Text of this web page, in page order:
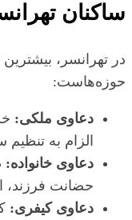
ساکنان
در تهرانسر،
حوزه‌هاست:
دعاوی ملکی:
الزام به
دعاوی خانواده:
حضانت فرزند،
دعاوی کیفری: